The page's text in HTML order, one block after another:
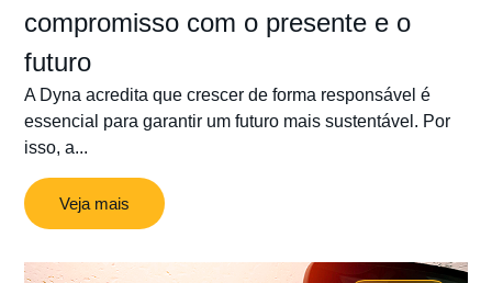
compromisso com o presente e o
futuro
A Dyna acredita que crescer de forma responsável é
essencial para garantir um futuro mais sustentável. Por
isso, a...
Veja mais